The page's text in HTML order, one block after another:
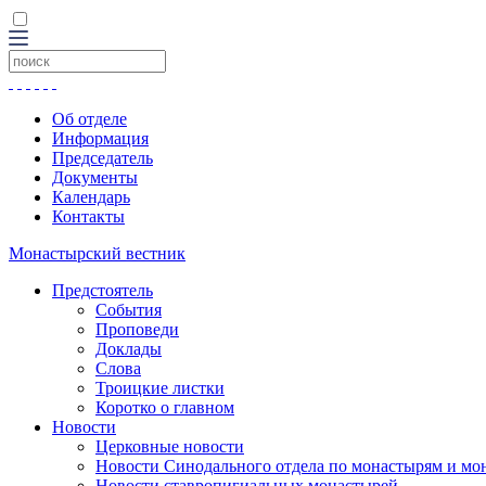
Об отделе
Информация
Председатель
Документы
Календарь
Контакты
Монастырский вестник
Предстоятель
События
Проповеди
Доклады
Слова
Троицкие листки
Коротко о главном
Новости
Церковные новости
Новости Синодального отдела по монастырям и